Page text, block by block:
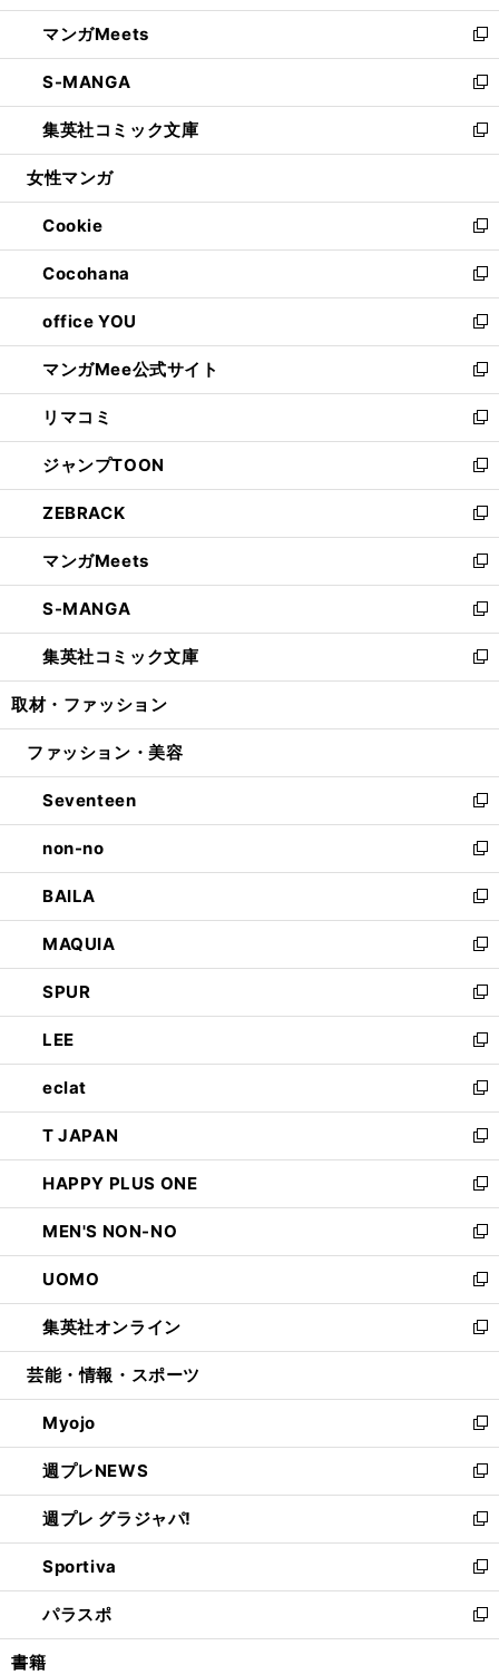
開
く
ウ
で
開
く
ン
ド
ウ
で
開
く
ウ
ィ
ン
ド
ウ
で
開
し
い
ウ
ィ
ン
ド
ウ
開
く
マンガMeets
新
し
い
ウ
ィ
ン
ウ
で
開
く
S-MANGA
新
し
い
ウ
ン
ド
ウ
で
開
く
集英社コミック文庫
新
し
ウ
ィ
ン
ド
ウ
で
開
く
女性マンガ
Cookie
新
し
い
ウ
ィ
ン
ド
ウ
で
開
く
Cocohana
新
し
い
ウ
ィ
ン
ド
ウ
で
開
く
office YOU
新
し
い
ウ
ィ
ン
ド
ウ
で
開
く
マンガMee公式サイト
新
し
い
ウ
ィ
ン
ド
ウ
で
開
く
リマコミ
新
し
い
ウ
ィ
ン
ド
ウ
で
開
く
ジャンプTOON
新
し
い
ウ
ィ
ン
ド
ウ
で
開
ZEBRACK
新
し
い
ウ
ィ
ン
ド
ウ
開
マンガMeets
新
し
い
ウ
ィ
ン
ウ
開
く
S-MANGA
新
し
い
ウ
ン
ウ
で
開
く
集英社コミック文庫
新
し
ウ
ン
ド
ウ
で
開
く
取材・ファッション
ファッション・美容
Seventeen
新
し
い
ウ
ィ
ン
ド
ウ
で
開
く
non-no
新
し
い
ウ
ィ
ン
ド
ウ
で
開
く
BAILA
新
し
い
ウ
ィ
ン
ド
ウ
で
開
く
MAQUIA
新
し
い
ウ
ィ
ン
ド
ウ
で
開
く
SPUR
新
し
い
ウ
ィ
ン
ド
ウ
で
開
く
LEE
新
し
い
ウ
ィ
ン
ド
ウ
で
開
く
eclat
新
し
い
ウ
ィ
ン
ド
ウ
で
開
く
T JAPAN
新
し
い
ウ
ィ
ン
ド
ウ
で
開
HAPPY PLUS ONE
新
し
い
ウ
ィ
ン
ド
ウ
開
く
MEN'S NON-NO
新
し
い
ウ
ィ
ン
ウ
で
開
く
UOMO
新
し
い
ウ
ン
ド
ウ
で
開
く
集英社オンライン
新
し
ウ
ィ
ン
ド
ウ
で
開
く
芸能・情報・スポーツ
Myojo
新
し
い
ウ
ィ
ン
ド
ウ
で
開
週プレNEWS
新
し
い
ウ
ィ
ン
ド
ウ
週プレ グラジャパ!
新
し
い
ウ
ィ
ン
Sportiva
新
し
い
ウ
パラスポ
新
し
書籍